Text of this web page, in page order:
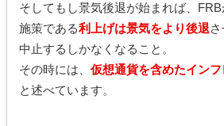
そしてもし景気後退が始まれば、
施策である利上げは景気をより後退
中止するしかなくなること。
その時には、 仮想通貨を含めたインフ
と述べています。